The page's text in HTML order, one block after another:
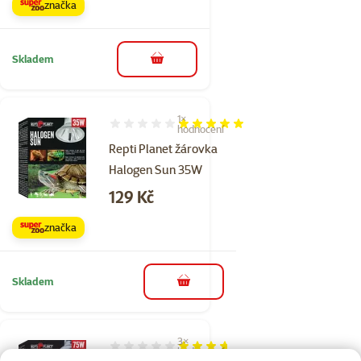
značka
Skladem do košíku
Repti Planet žárovka
Halogen Sun 35W
Hodnocení 100%, počet hodnocení: 1
1×
hodnocení
Cena
129 Kč
značka
Skladem do košíku
Hodnocení 73%, počet hodnocení: 3
3×
hodnocení